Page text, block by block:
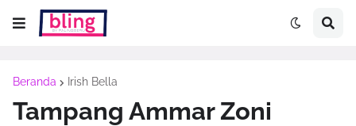
Beranda Irish Bella
Tampang Ammar Zoni